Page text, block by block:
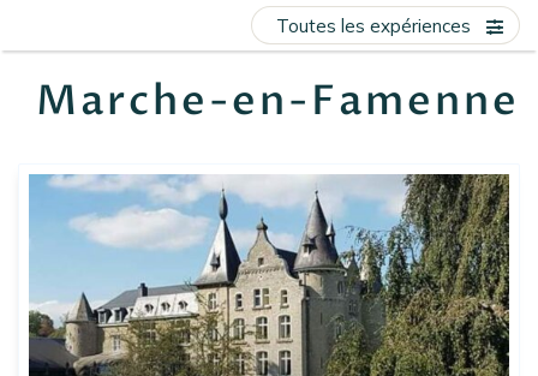
Marche-en-Famenne
Toutes les expériences